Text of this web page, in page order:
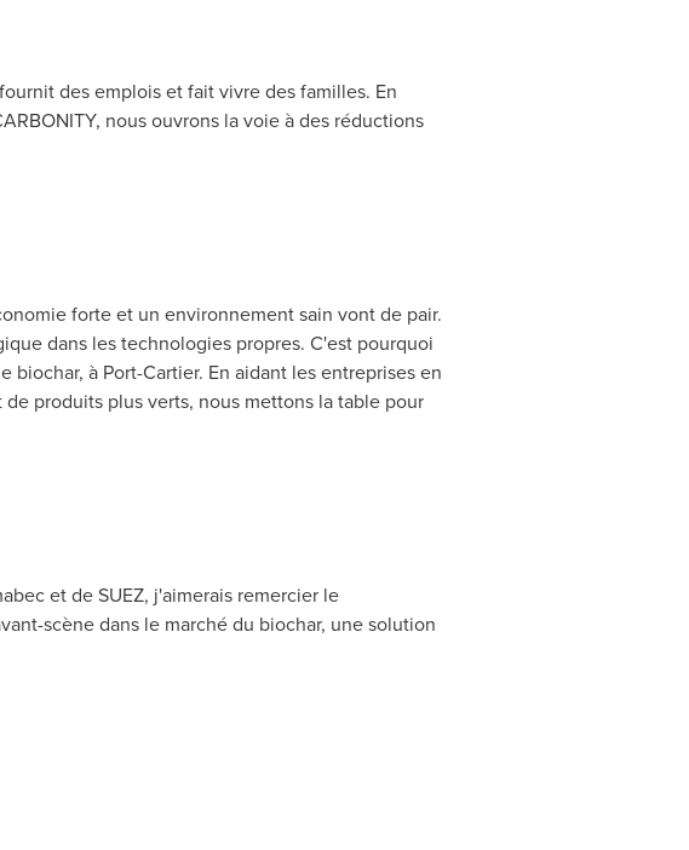
des emplois et fait vivre des familles. En
nous ouvrons la voie à des réductions
forte et un environnement sain vont de pair.
dans les technologies propres. C'est pourquoi
à Port-Cartier. En aidant les entreprises en
produits plus verts, nous mettons la table pour
et de SUEZ, j'aimerais remercier le
scène dans le marché du biochar, une solution